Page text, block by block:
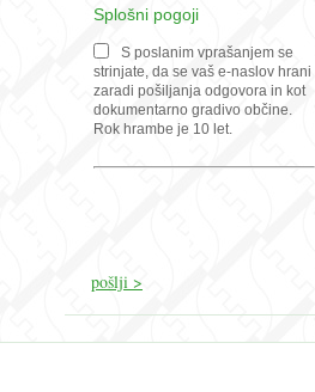
Splošni pogoji
S poslanim vprašanjem se
strinjate, da se vaš e-naslov hrani
zaradi pošiljanja odgovora in kot
dokumentarno gradivo občine.
Rok hrambe je 10 let.